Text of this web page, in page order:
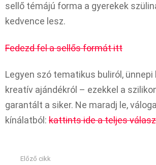
sellő témájú forma a gyerekek
kedvence lesz.
Fedezd fel a sellős formát itt
Legyen szó tematikus buliról,
kreatív ajándékról – ezekkel a
garantált a siker. Ne maradj le,
kínálatból: kattints ide a teljes
Előző cikk